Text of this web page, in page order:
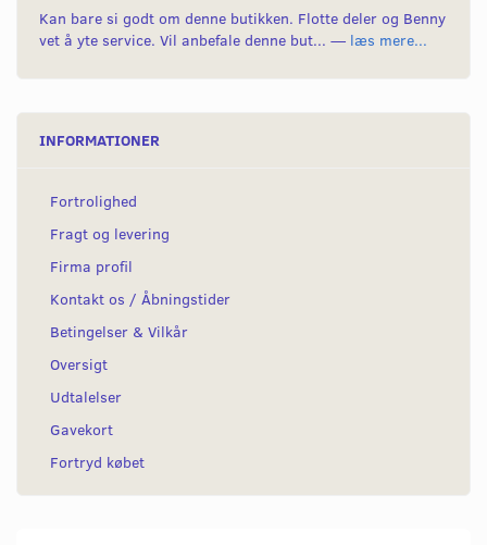
Kan bare si godt om denne butikken. Flotte deler og Benny
vet å yte service. Vil anbefale denne but... — læs mere...
INFORMATIONER
Fortrolighed
Fragt og levering
Firma profil
Kontakt os / Åbningstider
Betingelser & Vilkår
Oversigt
Udtalelser
Gavekort
Fortryd købet